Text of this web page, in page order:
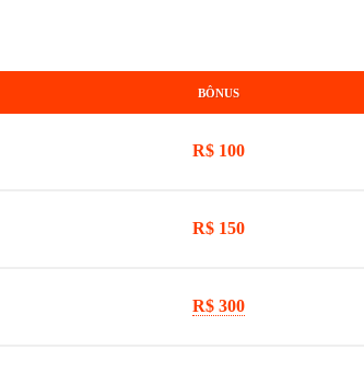
BÔNUS
R$ 100
R$ 150
R$ 300